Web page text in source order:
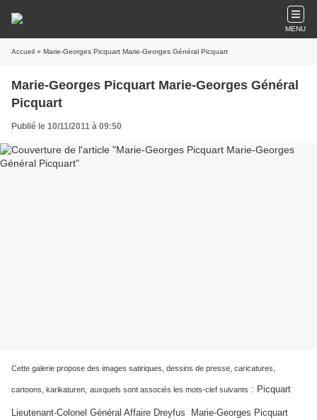
MENU
Accueil » Marie-Georges Picquart Marie-Georges Général Picquart
Marie-Georges Picquart Marie-Georges Général
Picquart
Publié le 10/11/2011 à 09:50
Cette galerie propose des images satiriques, dessins de presse, caricatures,
cartoons, karikaturen, auxquels sont associés les mots-clef suivants : Picquart
Lieutenant-Colonel Général Affaire Dreyfus Marie-Georges Picquart